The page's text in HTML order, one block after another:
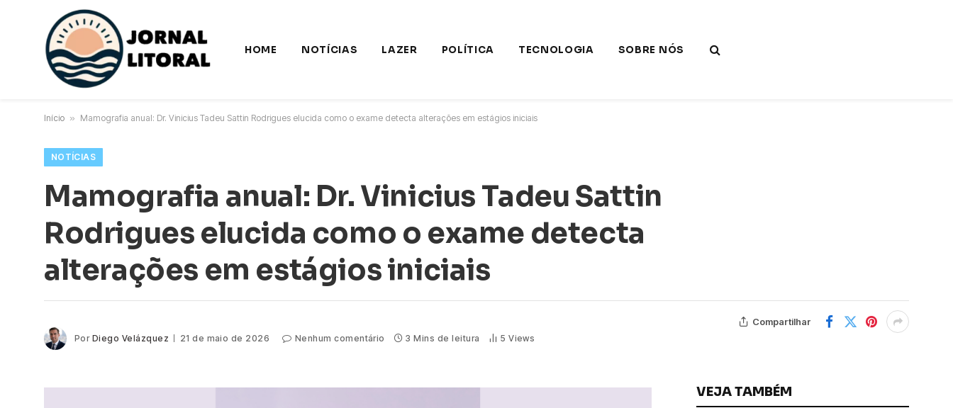
HOME NOTÍCIAS LAZER POLÍTICA TECNOLOGIA SOBRE NÓS
Início » Mamografia anual: Dr. Vinicius Tadeu Sattin Rodrigues elucida como o exame detecta alterações em estágios iniciais
NOTÍCIAS
Mamografia anual: Dr. Vinicius Tadeu Sattin
Rodrigues elucida como o exame detecta
alterações em estágios iniciais
Por Diego Velázquez 21 de maio de 2026 Nenhum comentário 3 Mins de leitura 5Views
Compartilhar
VEJA TAMBÉM